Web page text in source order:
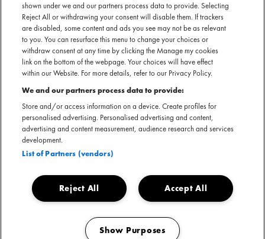
shown under we and our partners process data to provide. Selecting
Reject All or withdrawing your consent will disable them. If trackers
are disabled, some content and ads you see may not be as relevant
to you. You can resurface this menu to change your choices or
withdraw consent at any time by clicking the Manage my cookies
link on the bottom of the webpage. Your choices will have effect
within our Website. For more details, refer to our Privacy Policy.
We and our partners process data to provide:
Store and/or access information on a device. Create profiles for
personalised advertising. Personalised advertising and content,
advertising and content measurement, audience research and services
development.
List of Partners (vendors)
Accept All
Reject All
Show Purposes